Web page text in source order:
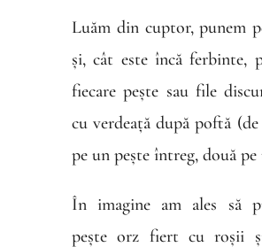
Luăm din cuptor, punem
și, cât este încă ferbinte,
fiecare pește sau file
cu verdeață după poftă
pe un pește întreg, două
În imagine am ales să
pește orz fiert cu roșii